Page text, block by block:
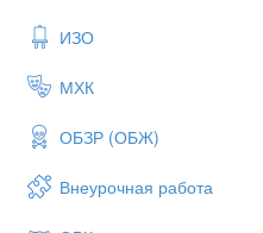
ИЗО
МХК
ОБЗР (ОБЖ)
Внеурочная работа